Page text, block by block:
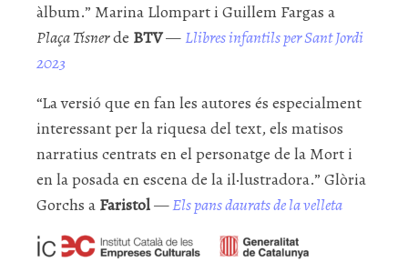
àlbum.” Marina Llompart i Guillem Fargas a
Plaça Tísnerde BTV— Llibres infantils per Sant Jordi
2023
“La versió que en fan les autores és especialment
interessant per la riquesa del text, els matisos
narratius centrats en el personatge de la Mort i
en la posada en escena de la il·lustradora.” Glòria
Gorchs a Faristol—Els pans daurats de la velleta